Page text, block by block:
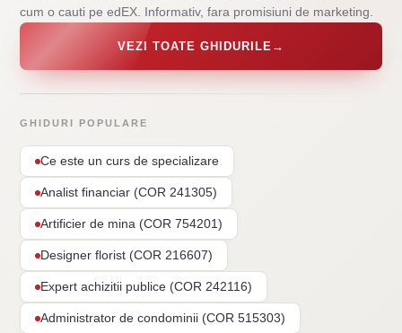
cum o cauti pe edEX. Informativ, fara promisiuni de marketing.
VEZI TOATE GHIDURILE →
GHIDURI POPULARE
Ce este un curs de specializare
Analist financiar (COR 241305)
Artificier de mina (COR 754201)
Designer florist (COR 216607)
Expert achizitii publice (COR 242116)
Administrator de condominii (COR 515303)